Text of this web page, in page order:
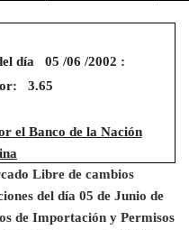
día
05 /06 /2002 :
3.65
el Banco de la Nación
Libre de cambios
del día 05 de Junio de
de Importación y Permisos